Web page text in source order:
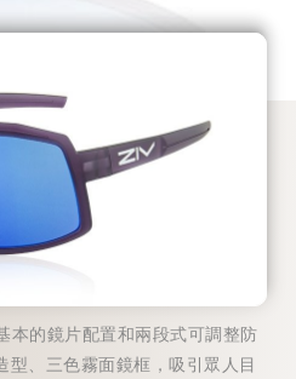
本的鏡片配置和兩段式可調整防
、三色霧面鏡框，吸引眾人目